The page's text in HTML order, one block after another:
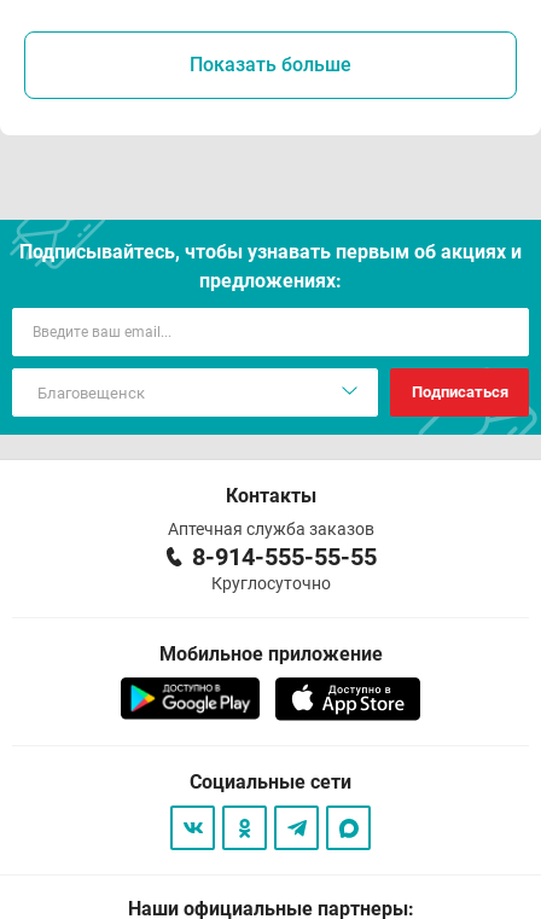
Показать больше
Подписывайтесь, чтобы узнавать первым об акцияx и
предложениях:
Подписаться
Контакты
Аптечная служба заказов
8-914-555-55-55
Круглосуточно
Мобильное приложение
Социальные сети
Наши официальные партнеры: